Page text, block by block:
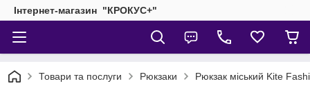
Інтернет-магазин "КРОКУС+"
Товари та послуги Рюкзаки Рюкзак міський Kite